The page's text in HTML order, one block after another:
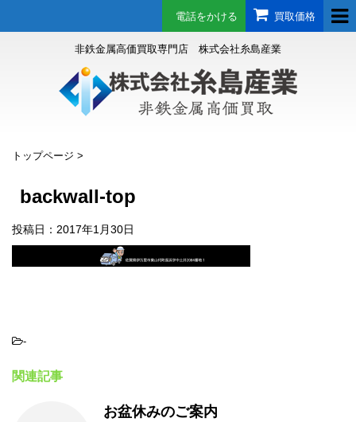
買取価格
電話をかける
非鉄金属高価買取専門店 株式会社糸島産業
トップページ >
backwall-top
投稿日： 2017年1月30日
-
関連記事
お盆休みのご案内